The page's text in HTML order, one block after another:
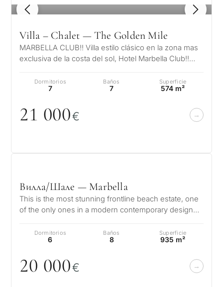
1 / 8
Villa – Chalet — The Golden Mile
MARBELLA CLUB!! Villa estilo clásico en la zona mas
exclusiva de la costa del sol, Hotel Marbella Club!!
Dormitorios
7
Baños
7
Superficie
574 m²
21 000€
Вилла/Шале — Marbella
This is the most stunning frontline beach estate, one
of the only ones in a modern contemporary design
Dormitorios
6
Baños
8
Superficie
935 m²
20 000€